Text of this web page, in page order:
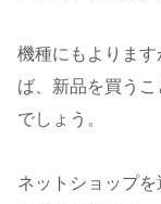
機種にもよりま
ば、新品を買う
でしょう。
ネットショップ